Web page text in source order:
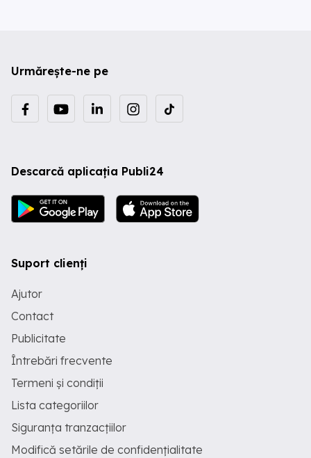
Urmărește-ne pe
Descarcă aplicația Publi24
Suport clienți
Ajutor
Contact
Publicitate
Întrebări frecvente
Termeni și condiții
Lista categoriilor
Siguranța tranzacțiilor
Modifică setările de confidențialitate